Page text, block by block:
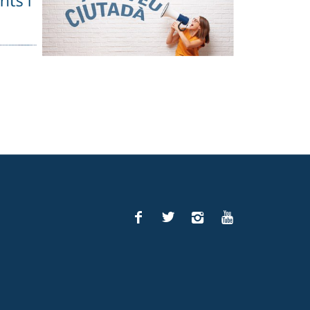
Facebook
Twitter Instagram